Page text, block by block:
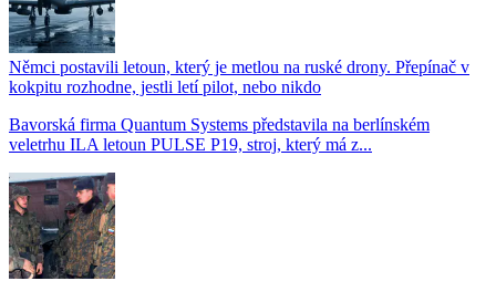
Němci postavili letoun, který je metlou na ruské drony. Přepínač v
kokpitu rozhodne, jestli letí pilot, nebo nikdo
Bavorská firma Quantum Systems představila na berlínském
veletrhu ILA letoun PULSE P19, stroj, který má z...